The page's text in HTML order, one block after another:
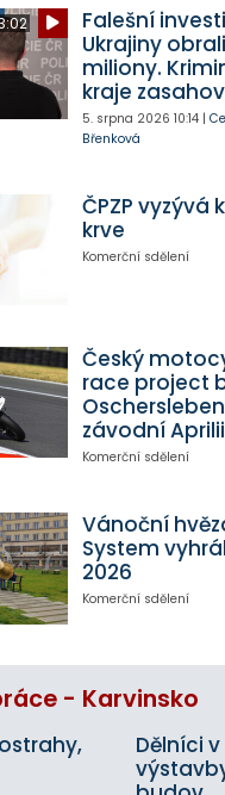
Falešní
Ukrajiny
miliony.
kraje
5. srpna 2026 10:14|
Břenková
ČPZP vyzývá
krve
Komerční sdělení
Český
race project
závodní Aprilii
Komerční sdělení
Vánoční
System
2026
Komerční sdělení
- Karvinsko
Dělníci